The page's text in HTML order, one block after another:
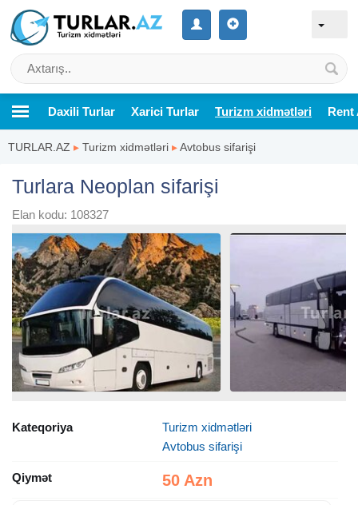
Daxili Turlar Xarici Turlar Turizm xidmətləri Rent
TURLAR.AZ ▸ Turizm xidmətləri ▸Avtobus sifarişi
Turlara Neoplan sifarişi
Elan kodu: 108327
Kateqoriya
Turizm xidmətləri
Avtobus sifarişi
Qiymət 50 Azn